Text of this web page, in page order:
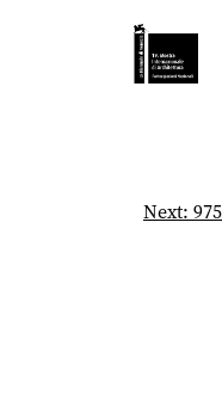
Next: 975